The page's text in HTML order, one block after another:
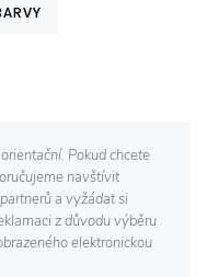
Pokud chcete
navštívit
a vyžádat si
z důvodu výběru
elektronickou